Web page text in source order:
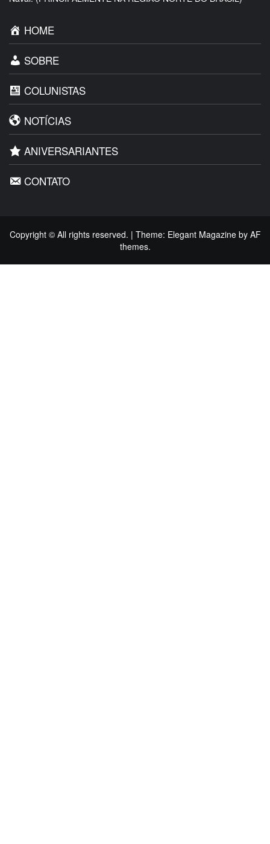
HOME
SOBRE
COLUNISTAS
NOTÍCIAS
ANIVERSARIANTES
CONTATO
Copyright © All rights reserved. | Theme: Elegant Magazineby AF
themes.